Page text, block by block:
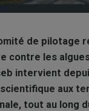
de pilotage
contre les
intervient
aux
tout au long